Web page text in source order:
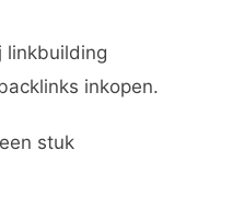
linkbuilding
inkopen.
stuk